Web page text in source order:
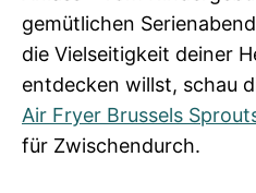
gemütlichen
die Vielseitigkeit deiner
entdecken willst, schau
Air Fryer Brussels
für Zwischendurch.